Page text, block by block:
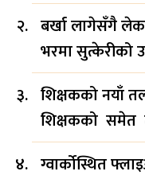
बर्खा लागेसँगै
भरमा सुत्केरीको
शिक्षकको नयाँ
शिक्षकको समेत
ग्वार्कोस्थित